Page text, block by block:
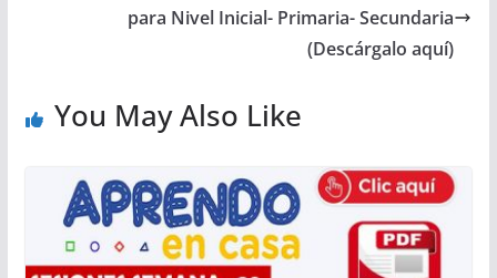
para Nivel Inicial- Primaria- Secundaria
(Descárgalo aquí)
You May Also Like